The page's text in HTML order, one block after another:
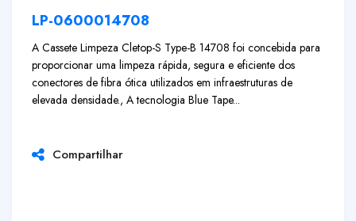
LP-0600014708
A Cassete Limpeza Cletop-S Type-B 14708 foi concebida para
proporcionar uma limpeza rápida, segura e eficiente dos
conectores de fibra ótica utilizados em infraestruturas de
elevada densidade., A tecnologia Blue Tape...
Compartilhar